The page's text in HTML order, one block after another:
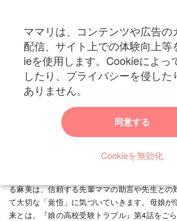
ママリは、コンテンツや広告の
配信、サイト上での体験向上等
ieを使用します。Cookieによっ
したり、プライバシーを侵した
ありません。
同意する
Cookieを無効化
ママリ
カテゴリー一覧
妊活
妊娠
赤ちゃん・育児
病院
美容・ファッション
トップ トレンド・イベント ブログ・SNS 「
「別の道もある」三者面談で起
価値を知った娘が、再び前を向
受験トラブル
36歳の主婦・麻美は、15歳の娘・湊の高校受験
みを抱えていました。まじめな湊が、友人関係
に「志望校を下げたい」と言い出したのです。
る麻美は、信頼する先輩ママの助言や先生との
て大切な「覚悟」に気づいていきます。母娘が
来とは。『娘の高校受験トラブル』第4話をごら